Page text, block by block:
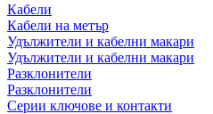
Кабели
Кабели на метър
Удължители и кабелни макари
Удължители и кабелни макари
Разклонители
Разклонители
Серии ключове и контакти